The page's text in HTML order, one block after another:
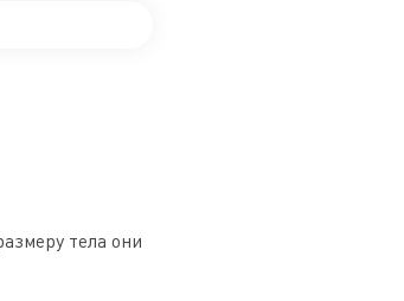
тела они